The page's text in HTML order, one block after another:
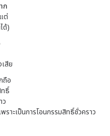
ก
ต่
ด้)
สีย
ถือ
ธิ์
ว
าะเป็นการโอนกรรมสิทธิ์ชั่วคราว